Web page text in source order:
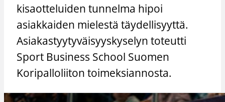
kisaotteluiden tunnelma hipoi
asiakkaiden mielestä täydellisyyttä.
Asiakastyytyväisyyskyselyn toteutti
Sport Business School Suomen
Koripalloliiton toimeksiannosta.